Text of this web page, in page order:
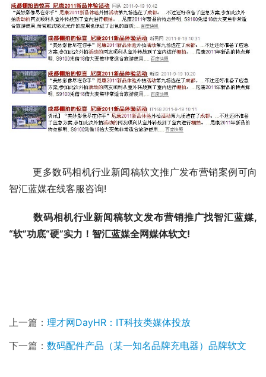
	更多数码相机行业新闻稿软文推广发布营销案例可向
智汇蓝媒在线客服咨询!
数码相机行业新闻稿软文发布营销推广找智汇蓝媒,
“软”功底“硬”实力！智汇蓝媒全网媒体软文!
上一篇： 理才网DayHR：IT科技类媒体投放
下一篇： 数码配件产品（某一知名品牌充电器）品牌软文